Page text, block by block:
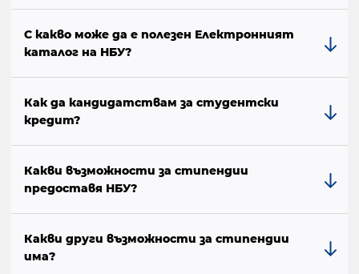
С какво може да е полезен Електронният
каталог на НБУ?
Как да кандидатствам за студентски
кредит?
Какви възможности за стипендии
предоставя НБУ?
Какви други възможности за стипендии
има?